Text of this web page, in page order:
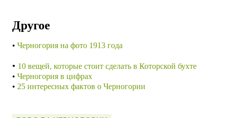
Другое
• Черногория на фото 1913 года
• 10 вещей, которые стоит сделать в Которской бухте
• Черногория в цифрах
• 25 интересных фактов о Черногории